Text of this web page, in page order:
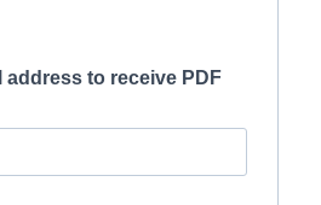
address to receive PDF